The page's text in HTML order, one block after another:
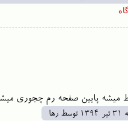
میشه پایین صفحه رم چجوری
توسط رها